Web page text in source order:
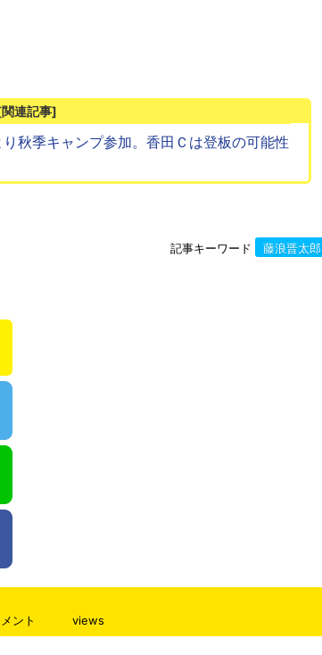
連記事]
秋季キャンプ参加。香田Ｃは登板の可能性
記事キーワード 藤浪晋太郎
ント views